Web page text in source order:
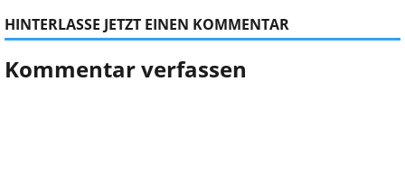
HINTERLASSE JETZT EINEN KOMMENTAR
Kommentar verfassen